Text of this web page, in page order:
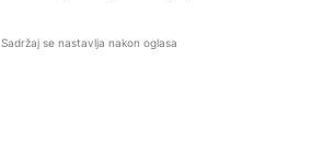
Sadržaj se nastavlja nakon oglasa